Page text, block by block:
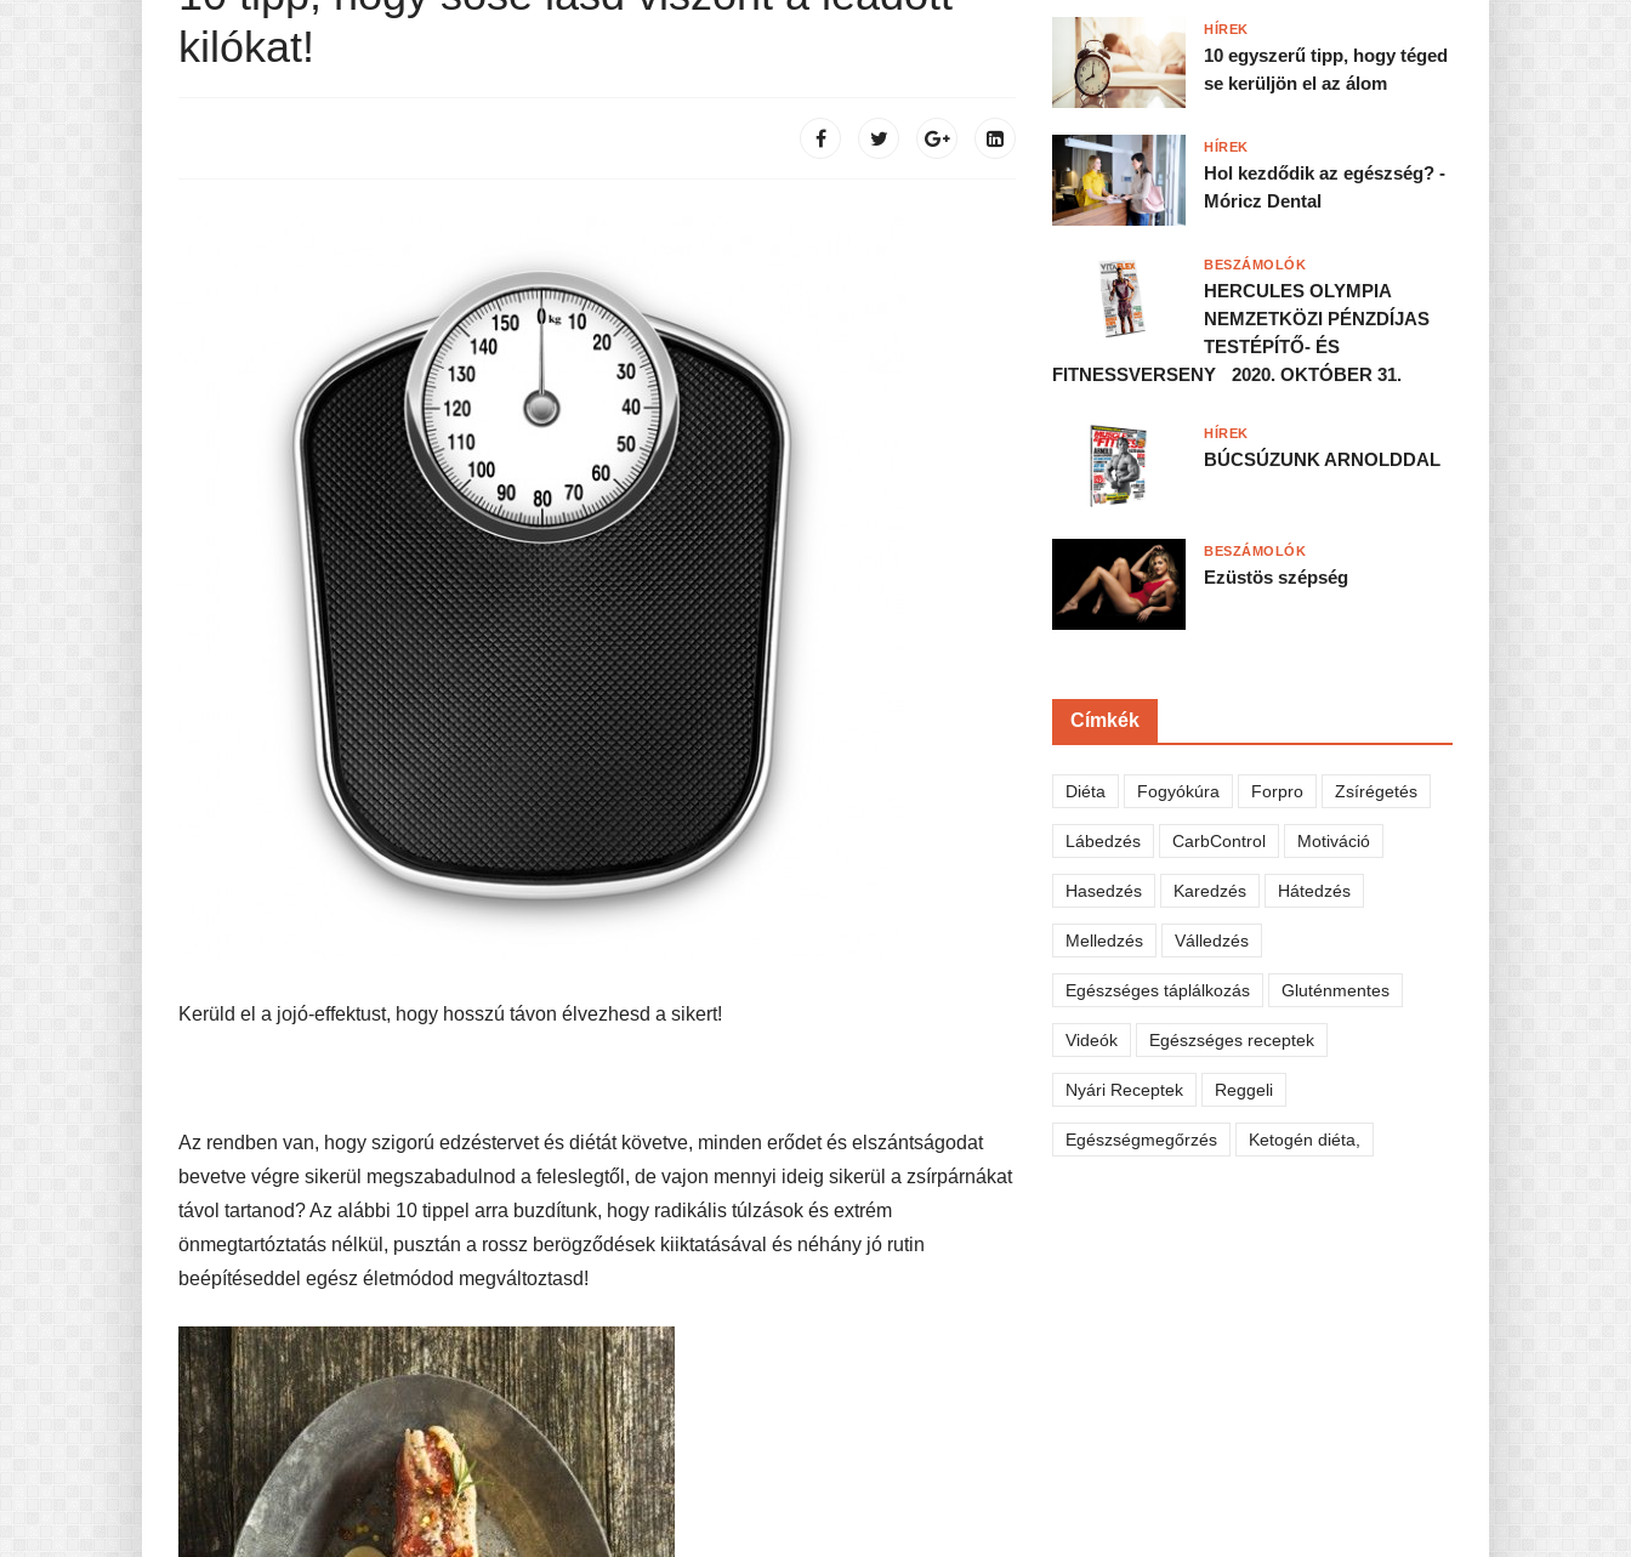
Pasta-túra - avagy A TÉSZTA TÖRTÉNETE
kilókat!
Kerüld el a jojó-effektust, hogy hosszú távon élvezhesd a sikert!
Az rendben van, hogy szigorú edzéstervet és diétát követve, minden erődet és elszántságodat
bevetve végre sikerül megszabadulnod a feleslegtől, de vajon mennyi ideig sikerül a zsírpárnákat
távol tartanod? Az alábbi 10 tippel arra buzdítunk, hogy radikális túlzások és extrém
önmegtartóztatás nélkül, pusztán a rossz berögződések kiiktatásával és néhány jó rutin
beépítéseddel egész életmódod megváltoztasd!
10 egyszerű tipp, hogy téged
se kerüljön el az álom
HÍREK
Hol kezdődik az egészség? -
Móricz Dental
HÍREK
HERCULES OLYMPIA
NEMZETKÖZI PÉNZDÍJAS
TESTÉPÍTŐ- ÉS
FITNESSVERSENY 2020. OKTÓBER 31.
BESZÁMOLÓK
BÚCSÚZUNK ARNOLDDAL
HÍREK
Ezüstös szépség
BESZÁMOLÓK
Címkék
Diéta Fogyókúra Forpro Zsírégetés
Lábedzés CarbControl Motiváció
Hasedzés Karedzés Hátedzés
Melledzés Válledzés
Egészséges táplálkozás Gluténmentes
Videók Egészséges receptek
Nyári Receptek Reggeli
Egészségmegőrzés Ketogén diéta,